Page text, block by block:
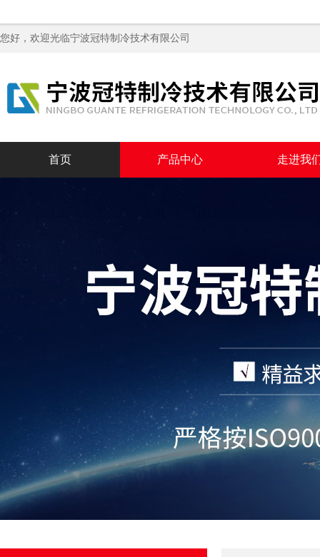
您好，欢迎光临宁波冠特制冷技术有限公司
首页 产品中心 走进我